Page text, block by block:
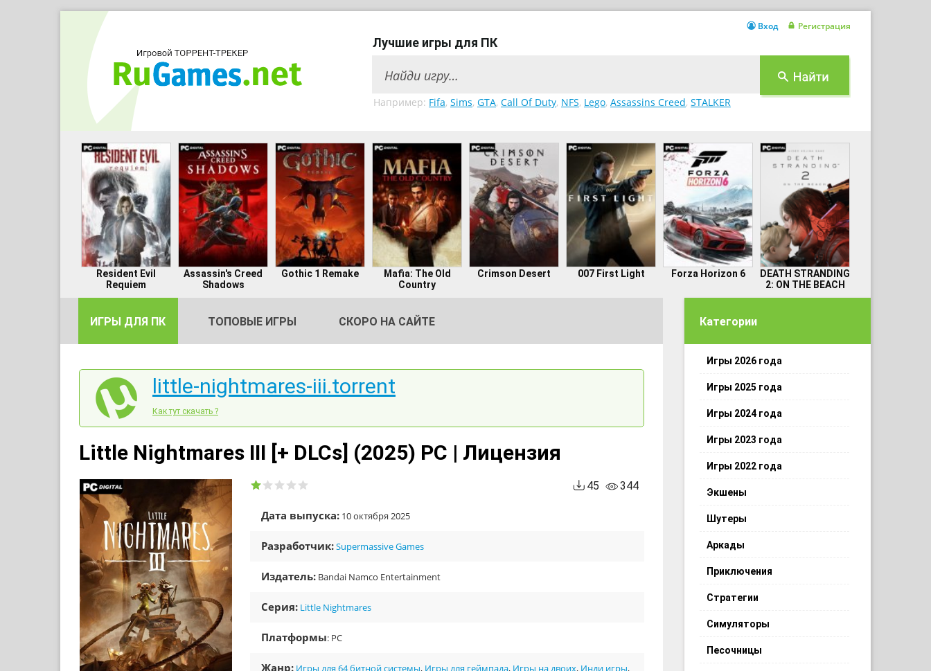
Лучшие игры для ПК
Например: Fifa, Sims, GTA, Call Of Duty, NFS, Lego, Assassins Creed, STALKER
Вход Регистрация
Resident Evil
Requiem
Assassin's Creed
Shadows
Gothic 1 Remake
Mafia: The Old
Country
Crimson Desert 007 First Light Forza Horizon 6
DEATH STRANDING
2: ON THE BEACH
ИГРЫ ДЛЯ ПК ТОПОВЫЕ ИГРЫ СКОРО НА САЙТЕ
little-nightmares-iii.torrent
Как тут скачать ?
Little Nightmares III [+ DLCs] (2025) PC | Лицензия
344
45
Дата выпуска: 10 октября 2025
Разработчик:Supermassive Games
Издатель: Bandai Namco Entertainment
Серия: Little Nightmares
Платформы: PC
Жанр: Игры для 64 битной системы, Игры для геймпада, Игры на двоих, Инди игры,
Категории
Игры 2026 года
Игры 2025 года
Игры 2024 года
Игры 2023 года
Игры 2022 года
Экшены
Шутеры
Аркады
Приключения
Стратегии
Симуляторы
Песочницы